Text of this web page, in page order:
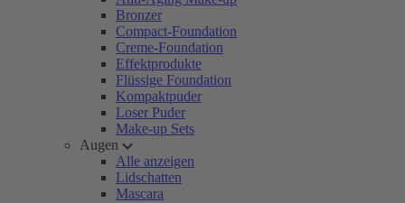
Bronzer
Compact-Foundation
Creme-Foundation
Effektprodukte
Flüssige Foundation
Kompaktpuder
Loser Puder
Make-up Sets
Augen
Alle anzeigen
Lidschatten
Mascara